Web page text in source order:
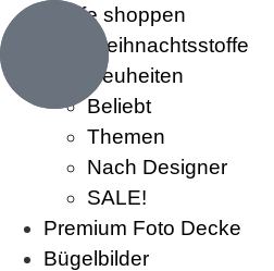
Stoffe shoppen
Weihnachtsstoffe
Neuheiten
Beliebt
Themen
Nach Designer
SALE!
Premium Foto Decke
Bügelbilder